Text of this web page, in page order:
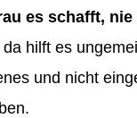
es schafft, nie
da hilft es
und nicht